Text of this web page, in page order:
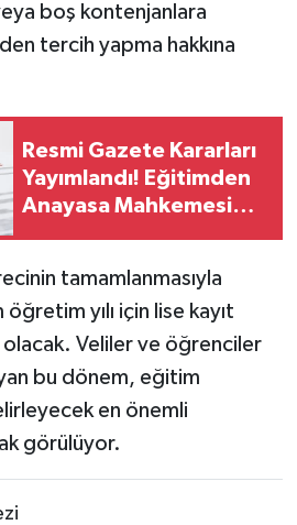
boş kontenjanlara
tercih yapma hakkına
Resmi Gazete Kararları
Yayımlandı! Eğitimden
Anayasa Mahkemesi
tamamlanmasıyla
yılı için lise kayıt
Veliler ve öğrenciler
bu dönem, eğitim
en önemli
görülüyor.